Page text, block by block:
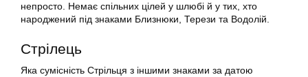
непросто. Немає спільних цілей у шлюбі й у тих, хто
народжений під знаками Близнюки, Терези та Водолій.
Стрілець
Яка сумісність Стрільця з іншими знаками за датою